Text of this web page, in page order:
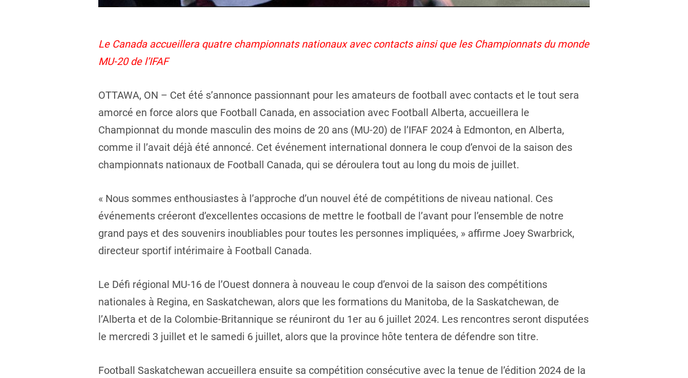
Le Canada accueillera quatre championnats nationaux avec contacts ainsi que les Championnats du monde
MU-20 de l’IFAF
OTTAWA, ON – Cet été s’annonce passionnant pour les amateurs de football avec contacts et le tout sera
amorcé en force alors que Football Canada, en association avec Football Alberta, accueillera le
Championnat du monde masculin des moins de 20 ans (MU-20) de l’IFAF 2024 à Edmonton, en Alberta,
comme il l’avait déjà été annoncé. Cet événement international donnera le coup d’envoi de la saison des
championnats nationaux de Football Canada, qui se déroulera tout au long du mois de juillet.
« Nous sommes enthousiastes à l’approche d’un nouvel été de compétitions de niveau national. Ces
événements créeront d’excellentes occasions de mettre le football de l’avant pour l’ensemble de notre
grand pays et des souvenirs inoubliables pour toutes les personnes impliquées, » affirme Joey Swarbrick,
directeur sportif intérimaire à Football Canada.
Le Défi régional MU-16 de l’Ouest donnera à nouveau le coup d’envoi de la saison des compétitions
nationales à Regina, en Saskatchewan, alors que les formations du Manitoba, de la Saskatchewan, de
l’Alberta et de la Colombie-Britannique se réuniront du 1er au 6 juillet 2024. Les rencontres seront disputées
le mercredi 3 juillet et le samedi 6 juillet, alors que la province hôte tentera de défendre son titre.
Football Saskatchewan accueillera ensuite sa compétition consécutive avec la tenue de l’édition 2024 de la